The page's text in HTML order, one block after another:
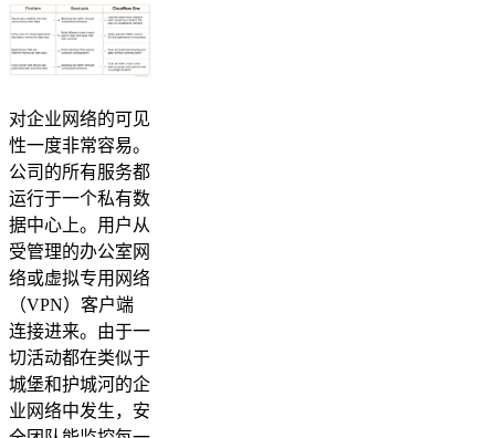
对企业网络的可见
性一度非常容易。
公司的所有服务都
运行于一个私有数
据中心上。用户从
受管理的办公室网
络或虚拟专用网络
（VPN）客户端
连接进来。由于一
切活动都在类似于
城堡和护城河的企
业网络中发生，安